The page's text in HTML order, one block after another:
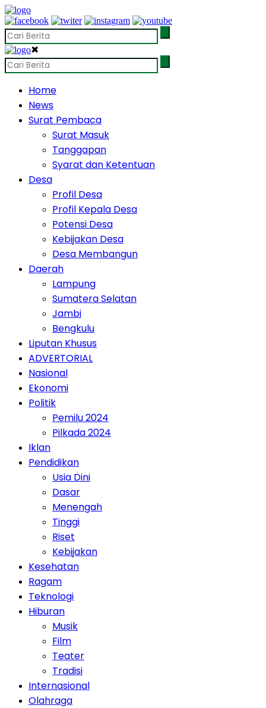
✖
Home
News
Surat Pembaca
Surat Masuk
Tanggapan
Syarat dan Ketentuan
Desa
Profil Desa
Profil Kepala Desa
Potensi Desa
Kebijakan Desa
Desa Membangun
Daerah
Lampung
Sumatera Selatan
Jambi
Bengkulu
Liputan Khusus
ADVERTORIAL
Nasional
Ekonomi
Politik
Pemilu 2024
Pilkada 2024
Iklan
Pendidikan
Usia Dini
Dasar
Menengah
Tinggi
Riset
Kebijakan
Kesehatan
Ragam
Teknologi
Hiburan
Musik
Film
Teater
Tradisi
Internasional
Olahraga